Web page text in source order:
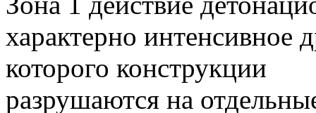
характерно интенсивное
которого конструкции
разрушаются на